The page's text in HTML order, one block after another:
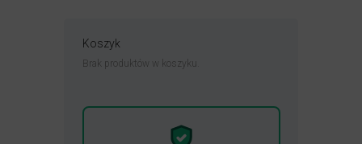
Koszyk
Brak produktów w koszyku.